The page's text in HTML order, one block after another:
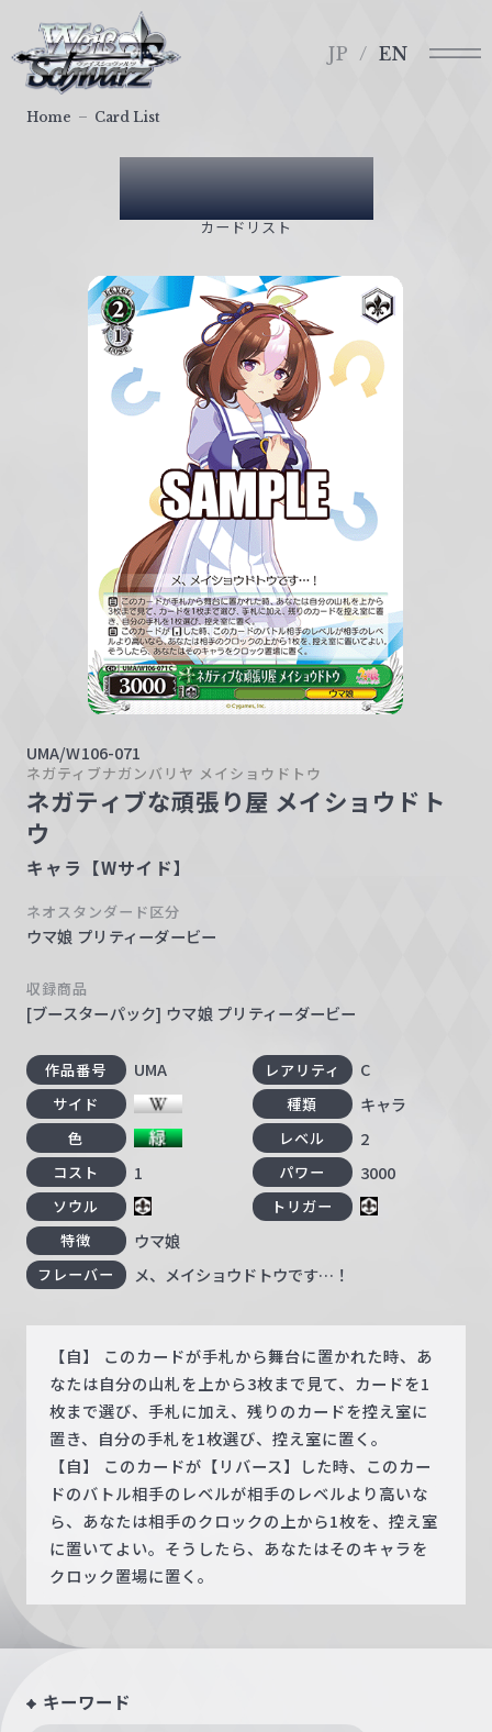
ァ
イ
JP EN
Card List
カードリスト
Home Card List
UMA/W106-071
ネガティブナガンバリヤ メイショウドトウ
ネガティブな頑張り屋 メイショウドト
ウ
キャラ【Wサイド】
ネオスタンダード区分
ウマ娘 プリティーダービー
収録商品
[ブースターパック] ウマ娘 プリティーダービー
作品番号 UMA レアリティ C
サイド 種類 キャラ
色 レベル 2
コスト 1 パワー 3000
ソウル
トリガー
特徴
ウマ娘
フレーバー メ、メイショウドトウです…！
【自】 このカードが手札から舞台に置かれた時、あ
なたは自分の山札を上から3枚まで見て、カードを1
枚まで選び、手札に加え、残りのカードを控え室に
置き、自分の手札を1枚選び、控え室に置く。
【自】 このカードが【リバース】した時、このカー
ドのバトル相手のレベルが相手のレベルより高いな
ら、あなたは相手のクロックの上から1枚を、控え室
に置いてよい。そうしたら、あなたはそのキャラを
クロック置場に置く。
キーワード